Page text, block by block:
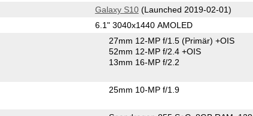
Galaxy S10(Launched 2019-02-01)
6.1" 3040x1440 AMOLED
27mm 12-MP f/1.5 (Primär) +OIS
52mm 12-MP f/2.4 +OIS
13mm 16-MP f/2.2
25mm 10-MP f/1.9